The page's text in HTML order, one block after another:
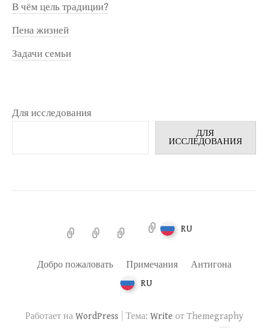
В чём цель традиции?
Пена жизней
Задачи семьи
Для исследования
ДЛЯ
ИССЛЕДОВАНИЯ
Добро
Примечания
Антигона RU
Добро пожаловать Примечания
Антигона
RU
Работает на WordPress Тема: Write от Themegraphy